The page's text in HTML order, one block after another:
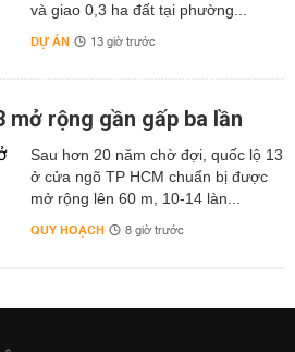
và giao 0,3 ha đất tại phường...
DỰ ÁN 13 giờ trước
mở rộng gần gấp ba lần
Sau hơn 20 năm chờ đợi, quốc lộ 13
ở cửa ngõ TP HCM chuẩn bị được
mở rộng lên 60 m, 10-14 làn...
QUY HOẠCH 8 giờ trước